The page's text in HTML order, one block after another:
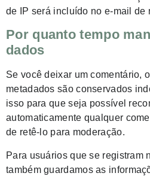
de IP será incluído no e-mail de
Por quanto tempo
dados
Se você deixar um comentário,
metadados são conservados
isso para que seja possível
automaticamente qualquer
de retê-lo para moderação.
Para usuários que se registram
também guardamos as